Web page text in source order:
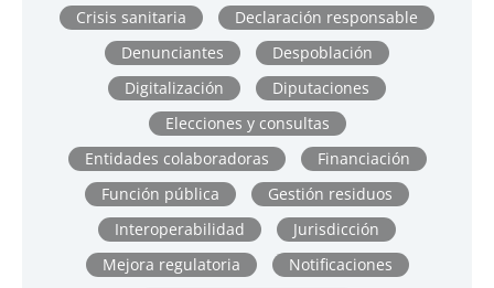
Crisis sanitaria
Declaración responsable
Denunciantes
Despoblación
Digitalización
Diputaciones
Elecciones y consultas
Entidades colaboradoras
Financiación
Función pública
Gestión residuos
Interoperabilidad
Jurisdicción
Mejora regulatoria
Notificaciones